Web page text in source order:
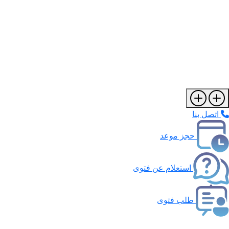
اتصل بنا
حجز موعد
استعلام عن فتوى
طلب فتوى